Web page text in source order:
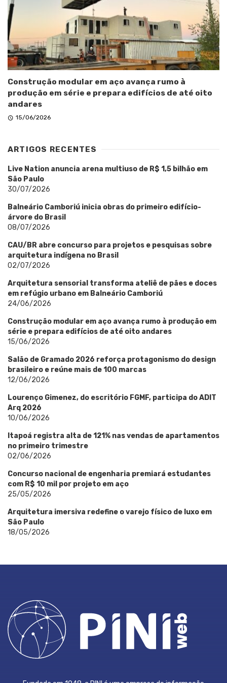
Construção modular em aço avança rumo à
produção em série e prepara edifícios de até oito
andares
15/06/2026
ARTIGOS RECENTES
Live Nation anuncia arena multiuso de R$ 1,5 bilhão em
São Paulo
30/07/2026
Balneário Camboriú inicia obras do primeiro edifício-
árvore do Brasil
08/07/2026
CAU/BR abre concurso para projetos e pesquisas sobre
arquitetura indígena no Brasil
02/07/2026
Arquitetura sensorial transforma ateliê de pães e doces
em refúgio urbano em Balneário Camboriú
24/06/2026
Construção modular em aço avança rumo à produção em
série e prepara edifícios de até oito andares
15/06/2026
Salão de Gramado 2026 reforça protagonismo do design
brasileiro e reúne mais de 100 marcas
12/06/2026
Lourenço Gimenez, do escritório FGMF, participa do ADIT
Arq 2026
10/06/2026
Itapoá registra alta de 121% nas vendas de apartamentos
no primeiro trimestre
02/06/2026
Concurso nacional de engenharia premiará estudantes
com R$ 10 mil por projeto em aço
25/05/2026
Arquitetura imersiva redefine o varejo físico de luxo em
São Paulo
18/05/2026